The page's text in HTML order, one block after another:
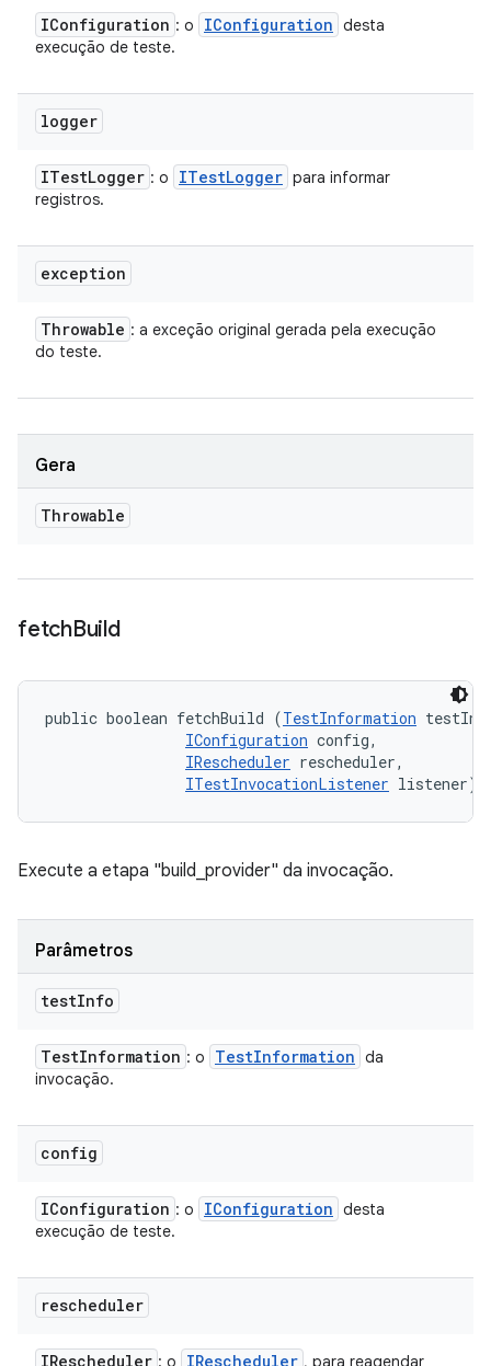
IConfiguration : o IConfiguration desta
execução de teste.
logger
ITestLogger : o ITestLogger para informar
registros.
exception
Throwable : a exceção original gerada pela execução
do teste.
Gera
Throwable
fetchBuild
public boolean fetchBuild (TestInformation
IConfiguration config,
IRescheduler rescheduler,
ITestInvocationListener listener)
Execute a etapa "build_provider" da invocação.
Parâmetros
testInfo
TestInformation : o TestInformation da
invocação.
config
IConfiguration : o IConfiguration desta
execução de teste.
rescheduler
IRescheduler : o IRescheduler , para reagendar